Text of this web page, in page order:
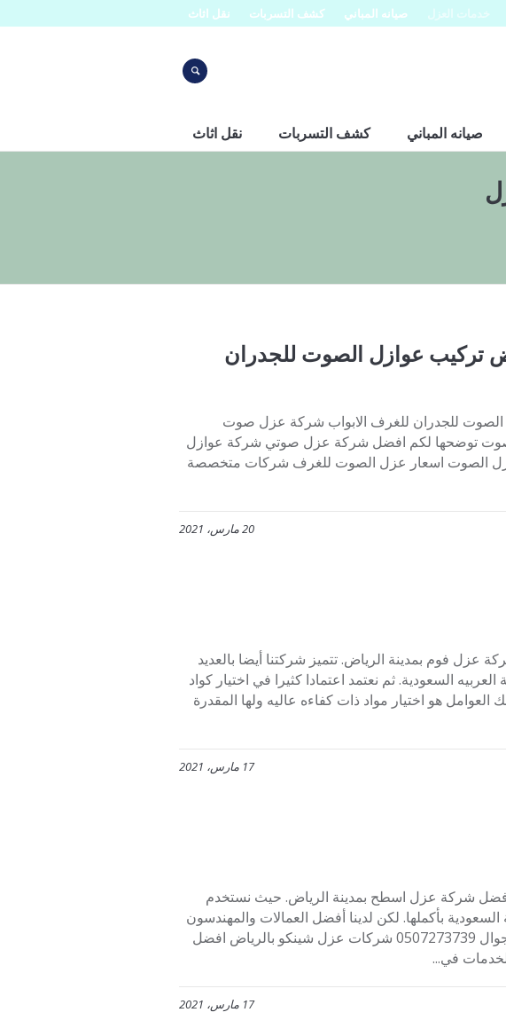
خدمات العزل صيانه المباني كشف التسربات نقل اثاث
صيانه المباني كشف التسربات نقل اثاث
عوازل الصوت للجدران
للجدران للغرف الابواب شركة عزل صوت
توضحها لكم افضل شركة عزل صوتي شركة عوازل
الصوت اسعار عزل الصوت للغرف شركات متخصصة
20 مارس، 2021
فوم بمدينة الرياض. تتميز شركتنا أيضا بالعديد
السعودية. ثم نعتمد اعتمادا كثيرا في اختيار كواد
هو اختيار مواد ذات كفاءه عاليه ولها المقدرة
17 مارس، 2021
شركة عزل اسطح بمدينة الرياض. حيث نستخدم
بأكملها. لكن لدينا أفضل العمالات والمهندسون
المختصون بمجال عزل الشينكو. تواصلوا معنا عبر جوال 0507273739 شركات عزل شينكو بالرياض افضل
في...
17 مارس، 2021